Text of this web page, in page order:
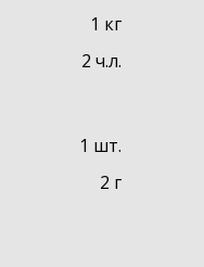
1 кг
2 ч.л.
1 шт.
2 г